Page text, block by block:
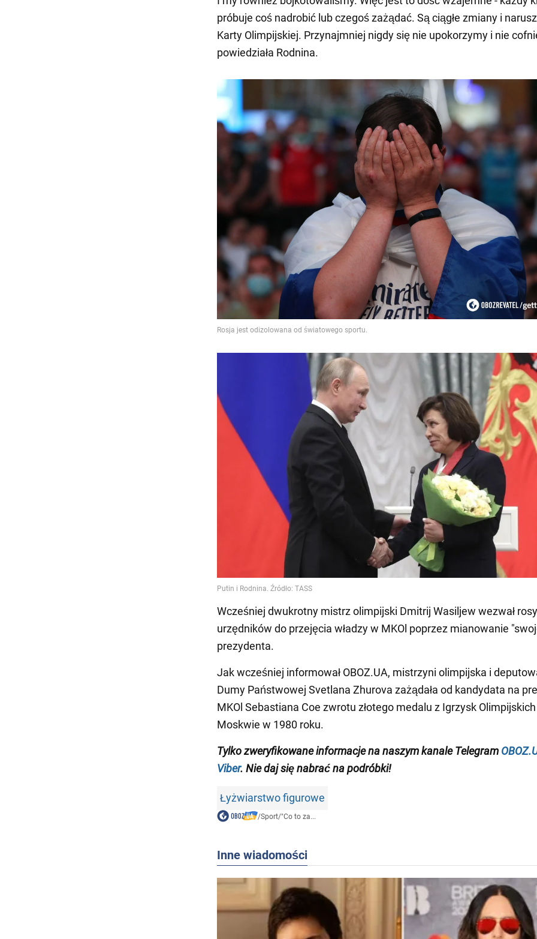
próbuje coś nadrobić lub czegoś zażądać. Są ciągłe zmiany i
Karty Olimpijskiej. Przynajmniej nigdy się nie upokorzymy i nie
powiedziała Rodnina.
Wcześniej dwukrotny mistrz olimpijski Dmitrij Wasiljew wezwał
urzędników do przejęcia władzy w MKOl poprzez mianowanie
prezydenta.
Jak wcześniej informował OBOZ.UA, mistrzyni olimpijska i
Dumy Państwowej Svetlana Zhurova zażądała od kandydata na
MKOl Sebastiana Coe zwrotu złotego medalu z Igrzysk
Moskwie w 1980 roku.
Tylkozweryfikowane informacje na naszym kanale Telegram
Viber. Nie daj się nabrać na podróbki!
Łyżwiarstwo figurowe
/Sport/"Co to za...
Inne wiadomości